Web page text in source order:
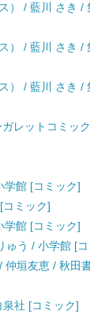
） / 藍川 さき /
） / 藍川 さき /
） / 藍川 さき /
レットコミッ
学館 [コミック]
ミック]
学館 [コミック]
ゅう / 小学館 [
垣友恵 / 秋田
社 [コミック]